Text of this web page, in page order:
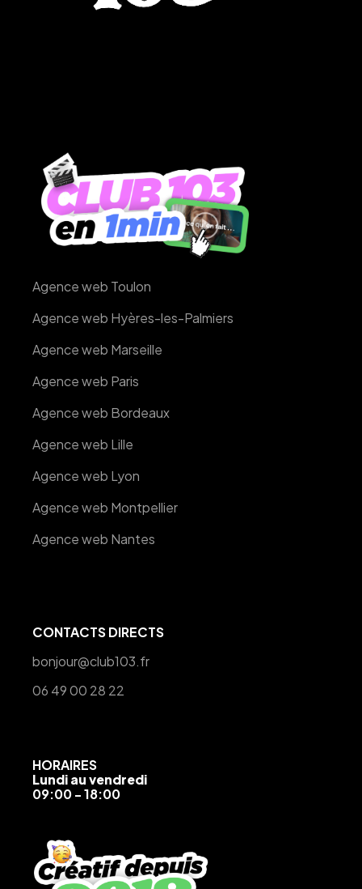
Agence web Toulon
Agence web Hyères-les-Palmiers
Agence web Marseille
Agence web Paris
Agence web Bordeaux
Agence web Lille
Agence web Lyon
Agence web Montpellier
Agence web Nantes
CONTACTS DIRECTS
bonjour@club103.fr
06 49 00 28 22
HORAIRES
Lundi au vendredi
09:00 - 18:00